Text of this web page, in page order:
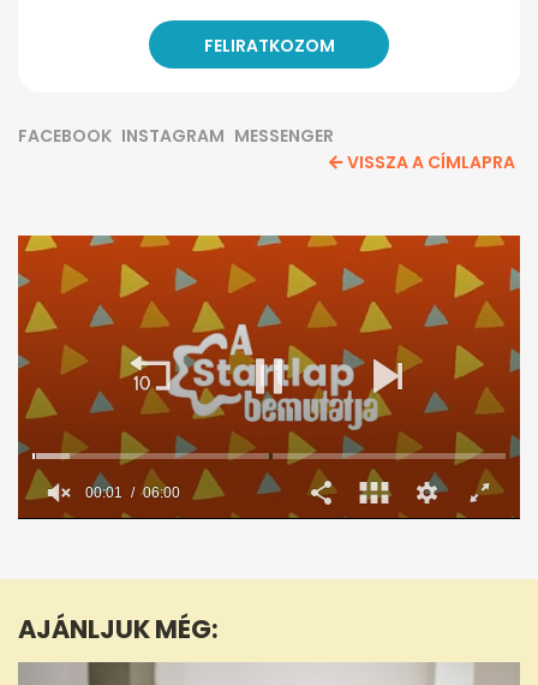
FACEBOOK INSTAGRAM MESSENGER
VISSZA A CÍMLAPRA
6
0
00:02 06:00
AJÁNLJUK MÉG: